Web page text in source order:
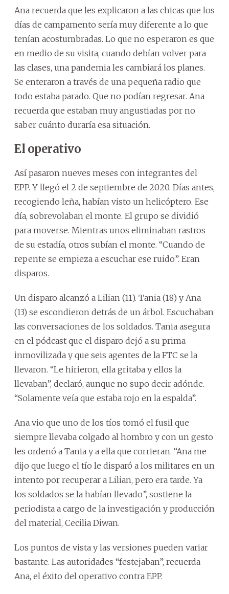
Ana recuerda que les explicaron a las chicas que los
días de campamento sería muy diferente a lo que
tenían acostumbradas. Lo que no esperaron es que
en medio de su visita, cuando debían volver para
las clases, una pandemia les cambiará los planes.
Se enteraron a través de una pequeña radio que
todo estaba parado. Que no podían regresar. Ana
recuerda que estaban muy angustiadas por no
saber cuánto duraría esa situación.
El operativo
Así pasaron nueves meses con integrantes del
EPP. Y llegó el 2 de septiembre de 2020. Días antes,
recogiendo leña, habían visto un helicóptero. Ese
día, sobrevolaban el monte. El grupo se dividió
para moverse. Mientras unos eliminaban rastros
de su estadía, otros subían el monte. “Cuando de
repente se empieza a escuchar ese ruido”. Eran
disparos.
Un disparo alcanzó a Lilian (11). Tania (18) y Ana
(13) se escondieron detrás de un árbol. Escuchaban
las conversaciones de los soldados. Tania asegura
en el pódcast que el disparo dejó a su prima
inmovilizada y que seis agentes de la FTC se la
llevaron. “Le hirieron, ella gritaba y ellos la
llevaban”, declaró, aunque no supo decir adónde.
“Solamente veía que estaba rojo en la espalda”.
Ana vio que uno de los tíos tomó el fusil que
siempre llevaba colgado al hombro y con un gesto
les ordenó a Tania y a ella que corrieran. “Ana me
dijo que luego el tío le disparó a los militares en un
intento por recuperar a Lilian, pero era tarde. Ya
los soldados se la habían llevado”, sostiene la
periodista a cargo de la investigación y producción
del material, Cecilia Diwan.
Los puntos de vista y las versiones pueden variar
bastante. Las autoridades “festejaban”, recuerda
Ana, el éxito del operativo contra EPP.